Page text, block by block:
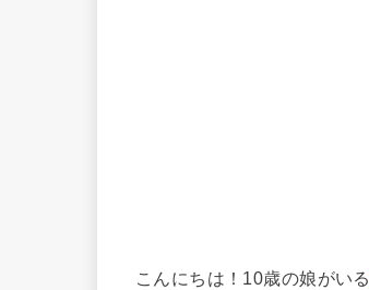
こんにちは！10歳の娘がいる